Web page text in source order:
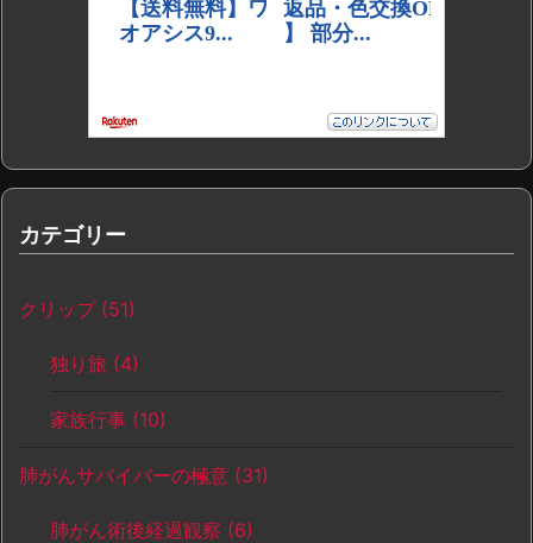
カテゴリー
クリップ (51)
独り旅 (4)
家族行事 (10)
肺がんサバイバーの極意 (31)
肺がん術後経過観察 (6)